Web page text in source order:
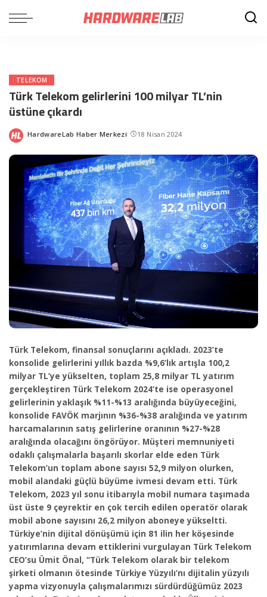
TELEKOM
Türk Telekom gelirlerini 100 milyar TL’nin
üstüne çıkardı
Posted
HardwareLab Haber Merkezi 18 Nisan 2024
Türk Telekom, finansal sonuçlarını açıkladı. 2023’te
konsolide gelirlerini yıllık bazda %9,6’lık artışla 100,2
milyar TL’ye yükselten, toplam 25,8 milyar TL yatırım
gerçekleştiren Türk Telekom 2024’te ise operasyonel
gelirlerinin yaklaşık %11-%13 aralığında büyüyeceğini,
konsolide FAVÖK marjının %36-%38 aralığında ve yatırım
harcamalarının satış gelirlerine oranının %27-%28
aralığında olacağını öngörüyor. Müşteri memnuniyeti
odaklı çalışmalarla başarılı skorlar elde eden Türk
Telekom’un toplam abone sayısı 52,9 milyon olurken,
mobil alandaki güçlü büyüme ivmesi devam etti. Türk
Telekom, 2023 yıl sonu itibarıyla mobil numara taşımada
üst üste 9 çeyrektir en çok tercih edilen operatör olarak
mobil abone sayısını 26,2 milyon aboneye yükseltti.
Türkiye’nin dijital dönüşümü için 81 ilin her köşesinde
yatırımlarına devam ettiklerini vurgulayan Türk Telekom
CEO’su Ümit Önal, “Türk Telekom olarak bir telekom
şirketi olmanın ötesinde Türkiye Yüzyılı’nı dijitalin yüzyılı
yapma vizyonuyla çalışmalarımızı sürdürdüğümüz 2023